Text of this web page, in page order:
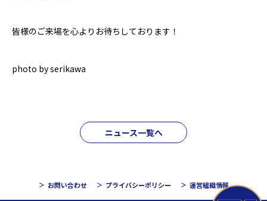
皆様のご来場を心よりお待ちしております！
photo by serikawa
ニュース一覧へ
お問い合わせ プライバシーポリシー 運営組織情報